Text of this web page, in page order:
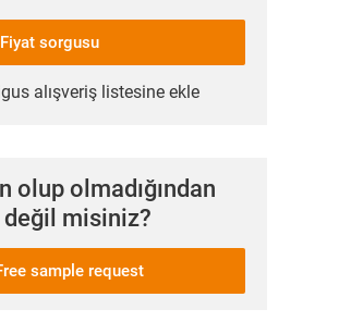
Fiyat sorgusu
alışveriş listesine ekle
olup olmadığından
misiniz?
sample request